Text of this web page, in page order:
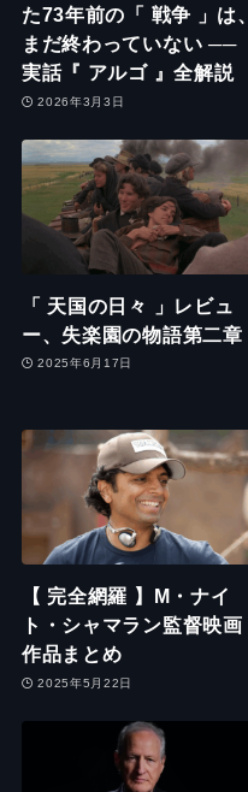
た73年前の「 戦争 」は、
まだ終わっていない ──
実話『 アルゴ 』全解説
2026年3月3日
「 天国の日々 」レビュ
ー、失楽園の物語第二章
2025年6月17日
【 完全網羅 】M・ナイ
ト・シャマラン監督映画
作品まとめ
2025年5月22日